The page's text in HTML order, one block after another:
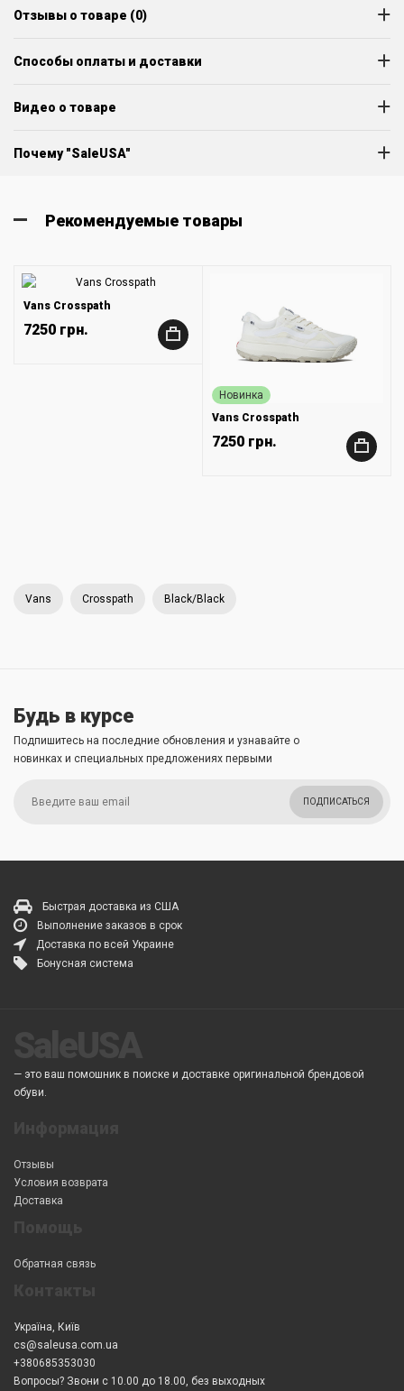
Отзывы о товаре (0)
Способы оплаты и доставки
Видео о товаре
Почему "SaleUSA"
Рекомендуемые товары
Vans Crosspath
7250 грн. +
Новинка
Vans Crosspath
7250 грн. +
Vans Crosspath Black/Black
Будь в курсе
Подпишитесь на последние обновления и узнавайте о
новинках и специальных предложениях первыми
ПОДПИСАТЬСЯ
Быстрая доставка из США
Выполнение заказов в срок
Доставка по всей Украине
Бонусная система
— это ваш помошник в поиске и доставке оригинальной брендовой
обуви.
Отзывы
Условия возврата
Доставка
Обратная связь
Україна, Київ
cs@saleusa.com.ua
+380685353030
Вопросы? Звони с 10.00 до 18.00, без выходных